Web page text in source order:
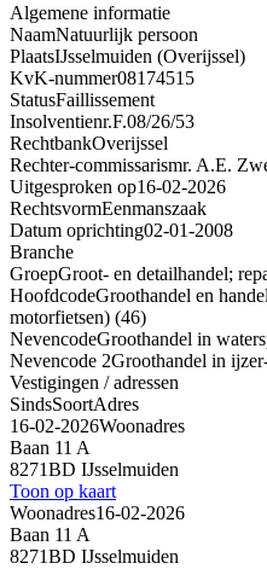
Algemene informatie
NaamNatuurlijk persoon
PlaatsIJsselmuiden (Overijssel)
KvK-nummer08174515
StatusFaillissement
Insolventienr.F.08/26/53
RechtbankOverijssel
Rechter-commissarismr. A.E.
Uitgesproken op16-02-2026
RechtsvormEenmanszaak
Datum oprichting02-01-2008
Branche
GroepGroot- en detailhandel;
HoofdcodeGroothandel en
motorfietsen) (46)
NevencodeGroothandel in
Nevencode 2Groothandel in
Vestigingen / adressen
SindsSoortAdres
16-02-2026Woonadres
Baan 11 A
8271BD IJsselmuiden
Toon op kaart
Woonadres16-02-2026
Baan 11 A
8271BD IJsselmuiden